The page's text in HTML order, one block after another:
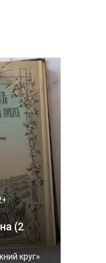
(2
круг»